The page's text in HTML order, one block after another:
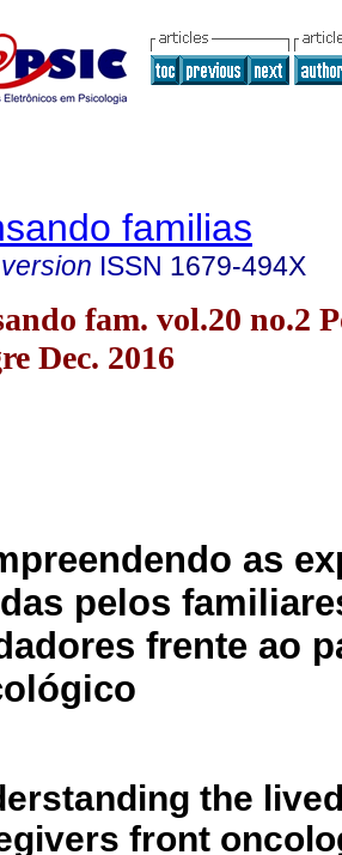
familias
ISSN 1679-494X
fam. vol.20 no.2
Dec. 2016
as
pelos
frente ao
the
front